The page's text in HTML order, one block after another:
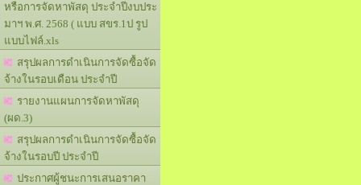
หรือการจัดหาพัสดุ ประจำปีงบประ
มาฯ พ.ศ. 2568 ( แบบ สขร.1ป รูป
แบบไฟล์.xls
สรุปผลการดำเนินการจัดซื้อจัด
จ้างในรอบเดือน ประจำปี
รายงานแผนการจัดหาพัสดุ
(ผด.3)
สรุปผลการดำเนินการจัดซื้อจัด
จ้างในรอบปี ประจำปี
ประกาศผู้ชนะการเสนอราคา